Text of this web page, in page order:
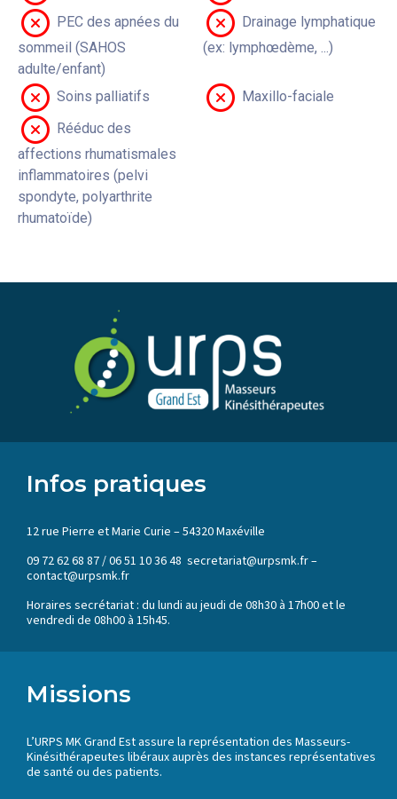
PEC des apnées du
sommeil (SAHOS
adulte/enfant)
Drainage lymphatique
(ex: lymphœdème, ...)
Soins palliatifs
Maxillo-faciale
Rééduc des
affections rhumatismales
inflammatoires (pelvi
spondyte, polyarthrite
rhumatoïde)
Infos pratiques
12 rue Pierre et Marie Curie – 54320 Maxéville
09 72 62 68 87 / 06 51 10 36 48 secretariat@urpsmk.fr –
contact@urpsmk.fr
Horaires secrétariat : du lundi au jeudi de 08h30 à 17h00 et le
vendredi de 08h00 à 15h45.
Missions
L’URPS MK Grand Est assure la représentation des Masseurs-
Kinésithérapeutes libéraux auprès des instances représentatives
de santé ou des patients.